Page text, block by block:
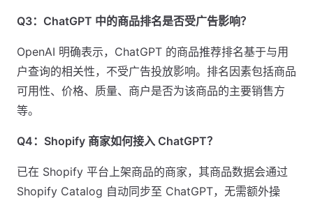
Q3：ChatGPT 中的商品排名是否受广告影响？
OpenAI 明确表示，ChatGPT 的商品推荐排名基于与用
户查询的相关性，不受广告投放影响。排名因素包括商品
可用性、价格、质量、商户是否为该商品的主要销售方
等。
Q4：Shopify 商家如何接入 ChatGPT？
已在 Shopify 平台上架商品的商家，其商品数据会通过
Shopify Catalog 自动同步至 ChatGPT，无需额外操